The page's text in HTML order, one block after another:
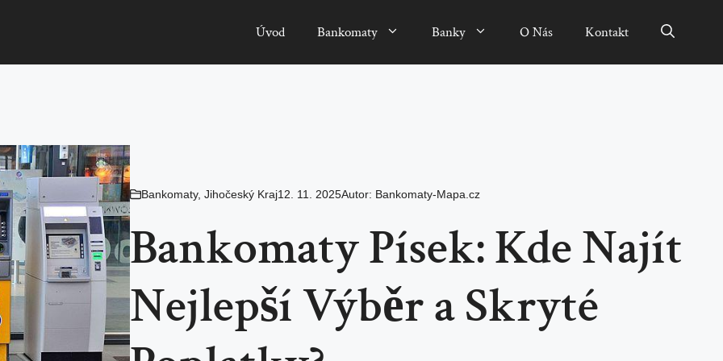
Úvod Bankomaty Banky O Nás Kontakt
Bankomaty, Jihočeský Kraj12. 11. 2025Autor: Bankomaty-Mapa.cz
Bankomaty Písek: Kde Najít
Nejlepší Výběr a Skryté